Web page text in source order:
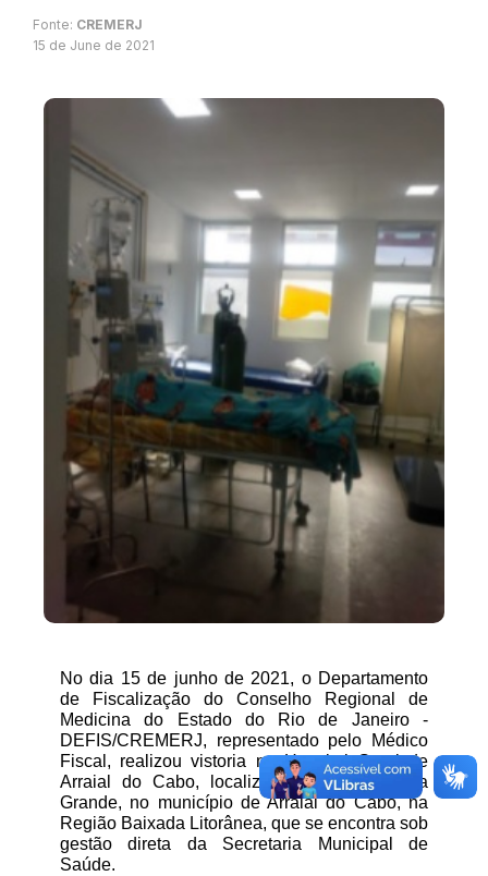
Fonte: CREMERJ
15 de June de 2021
No dia 15 de junho de 2021, o Departamento
de Fiscalização do Conselho Regional de
Medicina do Estado do Rio de Janeiro -
DEFIS/CREMERJ, representado pelo Médico
Fiscal, realizou vistoria no Hospital Geral de
Arraial do Cabo, localizado no bairro Praia
Grande, no município de Arraial do Cabo, na
Região Baixada Litorânea, que se encontra sob
gestão direta da Secretaria Municipal de
Saúde.